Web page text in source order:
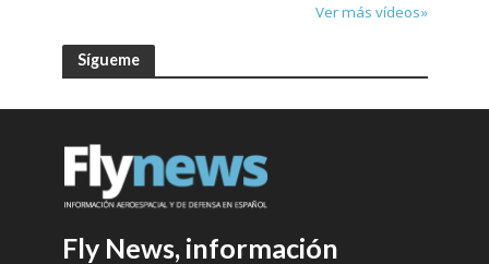
Ver más vídeos»
Sígueme
Fly News, información